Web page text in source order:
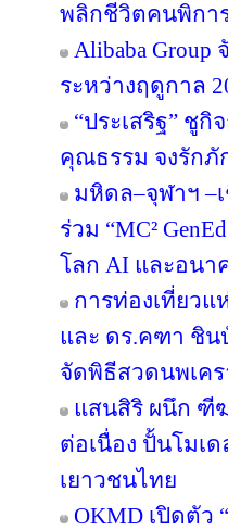
พลิกชีวิตคนพิกา
Alibaba
ระหว่างฤดูกาล
“ประเสริฐ” ชู
คุณธรรม จงรัก
มหิดล–จุฬาฯ –
ร่วม “MC²
โลก AI และอนา
การท่องเที่ยวแ
และ ดร.คฑา ชิ
จัดพิธีสวดนพเค
แสนสิริ ผนึก ฑี
ต่อเนื่อง ปั้นโมเ
เยาวชนไทย
OKMD เปิดตัว